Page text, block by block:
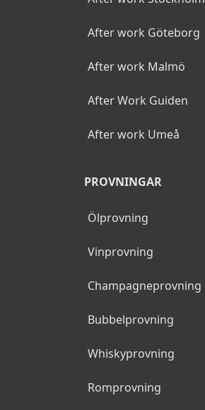
After work Göteborg
After work Malmö
After Work Guiden
After work Umeå
PROVNINGAR
Ölprovning
Vinprovning
Champagneprovning
Bubbelprovning
Whiskyprovning
Romprovning